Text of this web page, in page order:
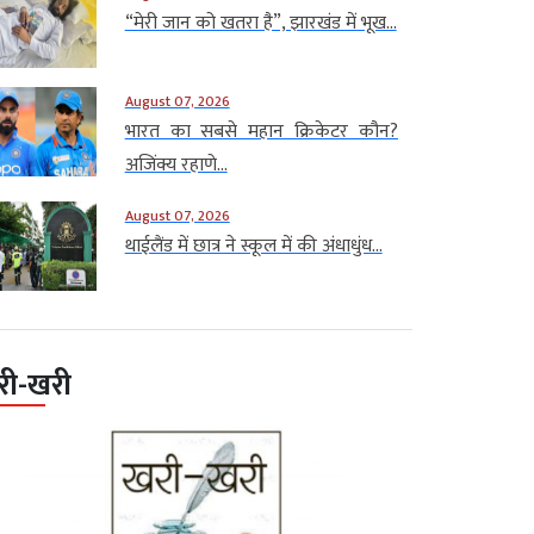
“मेरी जान को खतरा है”, झारखंड में भूख...
August 07, 2026
भारत का सबसे महान क्रिकेटर कौन?
अजिंक्य रहाणे...
August 07, 2026
थाईलैंड में छात्र ने स्कूल में की अंधाधुंध...
खरी